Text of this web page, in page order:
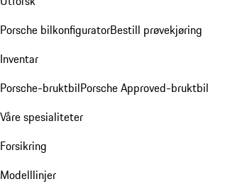
Porsche bilkonfiguratorBestill prøvekjøring
Inventar
Porsche-bruktbilPorsche Approved-bruktbil
Våre spesialiteter
Forsikring
Modelllinjer